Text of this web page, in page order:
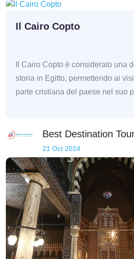
Il Cairo Copto
Il Cairo Copto è considerato una
storia in Egitto, permettendo ai
parte cristiana del paese nel suo
Best Destination
21 Oct 2024